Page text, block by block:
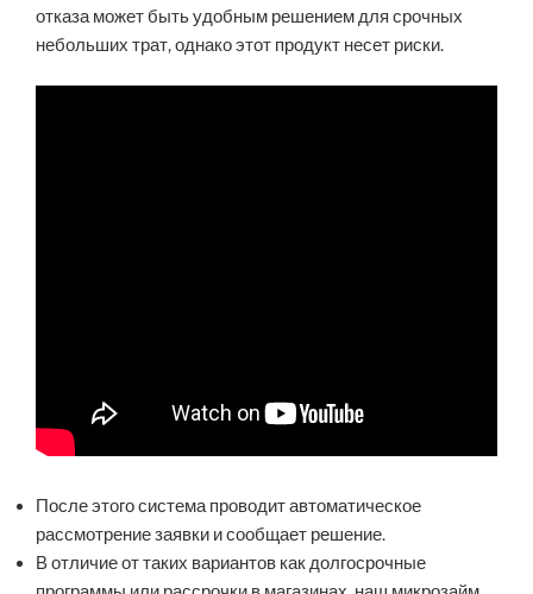
отказа может быть удобным решением для срочных
небольших трат, однако этот продукт несет риски.
После этого система проводит автоматическое
рассмотрение заявки и сообщает решение.
В отличие от таких вариантов как долгосрочные